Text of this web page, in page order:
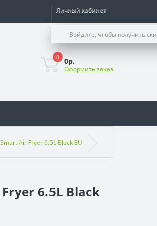
Личный кабинет
Войдите, чтобы получить
0 0р.
Оформить заказ
Air Fryer 6.5L Black EU
6.5L Black